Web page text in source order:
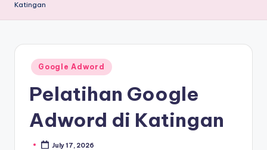
Katingan
Google Adword
Pelatihan Google
Adword di Katingan
July 17, 2026